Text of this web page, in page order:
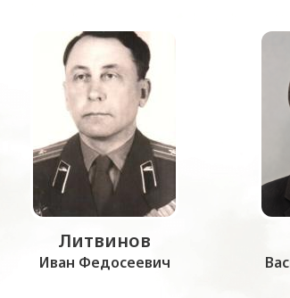
Литвинов
Иван Федосеевич